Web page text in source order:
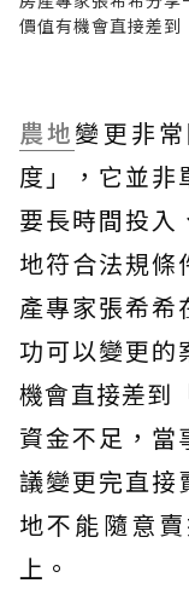
價值有機會直接差
農地變更非
度」，它並非
要長時間投入
地符合法規條
產專家張希希
功可以變更的
機會直接差到
資金不足，當
議變更完直接
地不能隨意
上。